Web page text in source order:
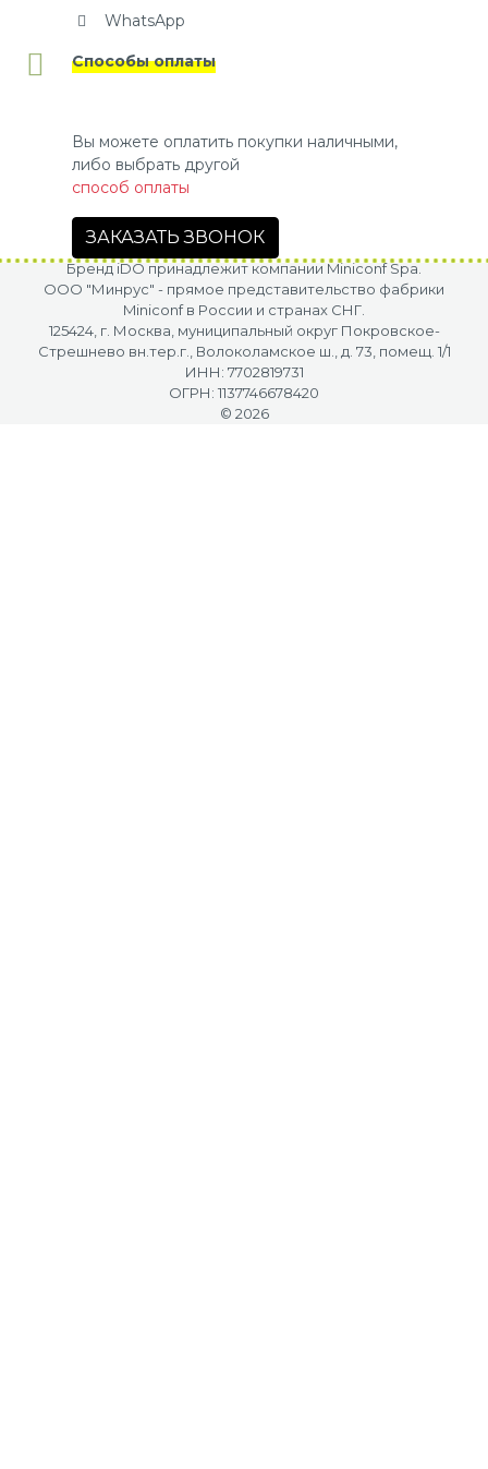
WhatsApp
Способы оплаты
Вы можете оплатить покупки наличными,
либо выбрать другой
способ оплаты
ЗАКАЗАТЬ ЗВОНОК
Бренд iDO принадлежит компании Miniconf Spa.
OOO "Минрус" - прямое представительство фабрики
Miniconf в России и странах СНГ.
125424, г. Москва, муниципальный округ Покровское-
Стрешнево вн.тер.г., Волоколамское ш., д. 73, помещ. 1/1
ИНН: 7702819731
ОГРН: 1137746678420
© 2026